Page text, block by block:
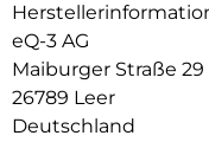
Unsere Produkte in
Drehen Sie das
heran und erleben Sie
ein detailgenaues Bild
eQ-3 AG
Maiburger Straße 29
26789 Leer
Deutschland